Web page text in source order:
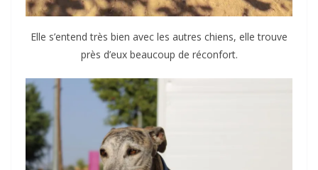
Elle s’entend très bien avec les autres chiens, elle trouve
près d’eux beaucoup de réconfort.